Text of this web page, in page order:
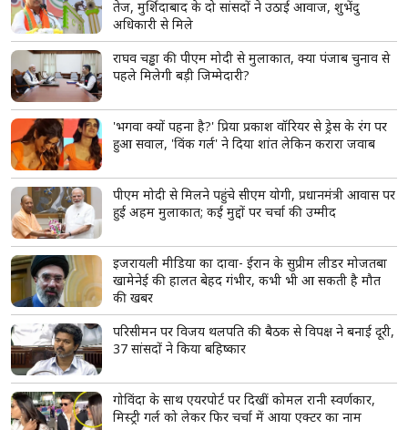
ताजा खबरें View More
'मैं बाबा बागेश्वर नहीं हूं', IIT दिल्ली दीक्षांत समारोह में छात्रों
से बोले पीएम मोदी
'पाकिस्तानी दिल से भारतीयों के दुश्मन नहीं', RSS प्रमुख
मोहन भागवत ने भारत-पाक संबंधों पर दिया बड़ा बयान
मस्जिदों से लाउडस्पीकर हटाने के मुद्दे पर बंगाल में सियासत
तेज, मुर्शिदाबाद के दो सांसदों ने उठाई आवाज, शुभेंदु
राघव चड्ढा की पीएम मोदी से मुलाकात, क्या पंजाब चुनाव से
पहले मिलेगी बड़ी जिम्मेदारी?
'भगवा क्यों पहना है?' प्रिया प्रकाश वॉरियर से ड्रेस के रंग पर
हुआ सवाल, 'विंक गर्ल' ने दिया शांत लेकिन करारा जवाब
पीएम मोदी से मिलने पहुंचे सीएम योगी, प्रधानमंत्री आवास पर
हुई अहम मुलाकात; कई मुद्दों पर चर्चा की उम्मीद